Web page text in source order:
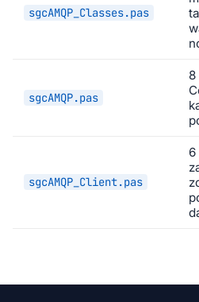
sgcAMQP_Classes.pas
sgcAMQP.pas
8
sgcAMQP_Client.pas